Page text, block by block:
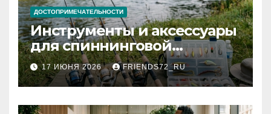
ДОСТОПРИМЕЧАТЕЛЬНОСТИ
Инструменты и аксессуары
для спиннинговой
рыбалки: назначение и
типы
17 ИЮНЯ 2026 FRIENDS72_RU